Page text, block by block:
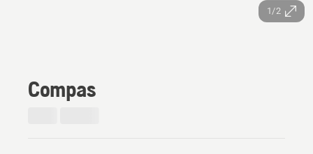
1/2
Compas